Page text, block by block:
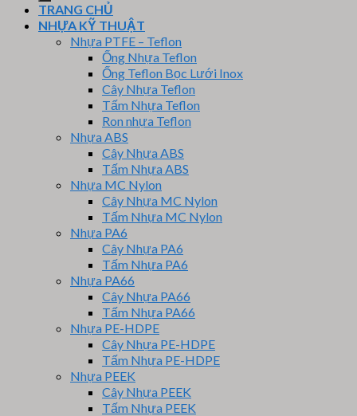
TRANG CHỦ
NHỰA KỸ THUẬT
Nhựa PTFE – Teflon
Ống Nhựa Teflon
Ống Teflon Bọc Lưới Inox
Cây Nhựa Teflon
Tấm Nhựa Teflon
Ron nhựa Teflon
Nhựa ABS
Cây Nhựa ABS
Tấm Nhựa ABS
Nhựa MC Nylon
Cây Nhựa MC Nylon
Tấm Nhựa MC Nylon
Nhựa PA6
Cây Nhựa PA6
Tấm Nhựa PA6
Nhựa PA66
Cây Nhựa PA66
Tấm Nhựa PA66
Nhựa PE-HDPE
Cây Nhựa PE-HDPE
Tấm Nhựa PE-HDPE
Nhựa PEEK
Cây Nhựa PEEK
Tấm Nhựa PEEK